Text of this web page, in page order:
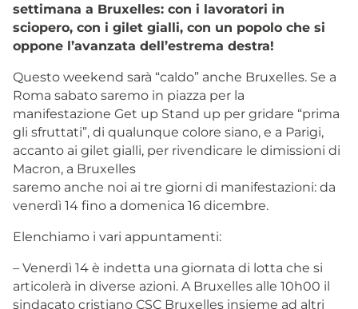
settimana a Bruxelles: con i lavoratori in
sciopero, con i gilet gialli, con un popolo che si
oppone l’avanzata dell’estrema destra!
Questo weekend sarà “caldo” anche Bruxelles. Se a
Roma sabato saremo in piazza per la
manifestazione Get up Stand up per gridare “prima
gli sfruttati”, di qualunque colore siano, e a Parigi,
accanto ai gilet gialli, per rivendicare le dimissioni di
Macron, a Bruxelles
saremo anche noi ai tre giorni di manifestazioni: da
venerdì 14 fino a domenica 16 dicembre.
Elenchiamo i vari appuntamenti:
– Venerdì 14 è indetta una giornata di lotta che si
articolerà in diverse azioni. A Bruxelles alle 10h00 il
sindacato cristiano CSC Bruxelles insieme ad altri